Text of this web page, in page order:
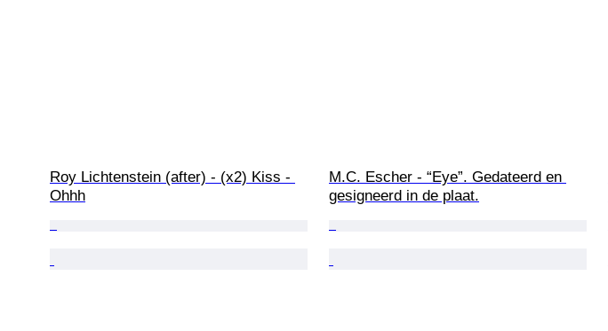
Roy Lichtenstein (after) - (x2) Kiss -
Ohhh
M.C. Escher - “Eye”. Gedateerd en
gesigneerd in de plaat.